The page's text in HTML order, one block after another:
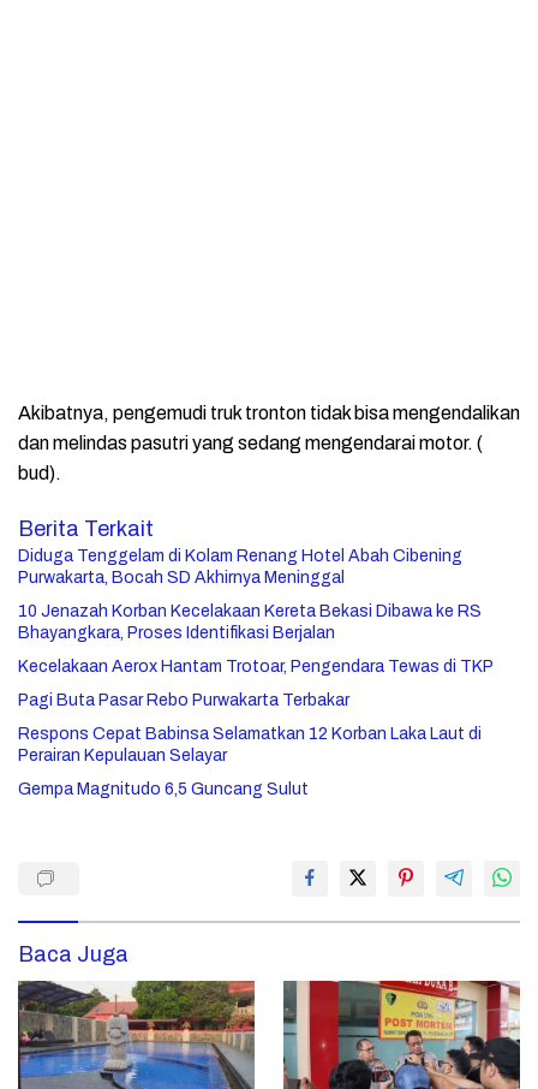
Akibatnya, pengemudi truk tronton tidak bisa mengendalikan
dan melindas pasutri yang sedang mengendarai motor. (
bud).
Berita Terkait
Diduga Tenggelam di Kolam Renang Hotel Abah Cibening
Purwakarta, Bocah SD Akhirnya Meninggal
10 Jenazah Korban Kecelakaan Kereta Bekasi Dibawa ke RS
Bhayangkara, Proses Identifikasi Berjalan
Kecelakaan Aerox Hantam Trotoar, Pengendara Tewas di TKP
Pagi Buta Pasar Rebo Purwakarta Terbakar
Respons Cepat Babinsa Selamatkan 12 Korban Laka Laut di
Perairan Kepulauan Selayar
Gempa Magnitudo 6,5 Guncang Sulut
Baca Juga